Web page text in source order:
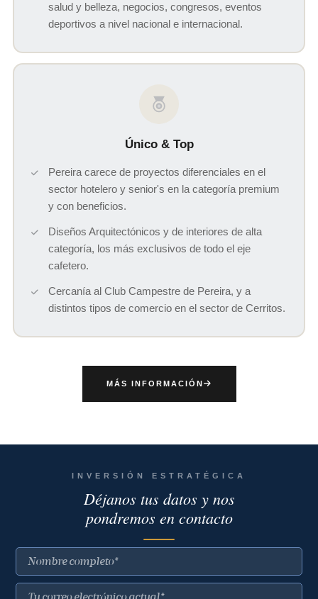
salud y belleza, negocios, congresos, eventos
deportivos a nivel nacional e internacional.
Único & Top
Pereira carece de proyectos diferenciales en el
sector hotelero y senior's en la categoría premium
y con beneficios.
Diseños Arquitectónicos y de interiores de alta
categoría, los más exclusivos de todo el eje
cafetero.
Cercanía al Club Campestre de Pereira, y a
distintos tipos de comercio en el sector de Cerritos.
MÁS INFORMACIÓN
INVERSIÓN ESTRATÉGICA
Déjanos tus datos y nos
pondremos en contacto